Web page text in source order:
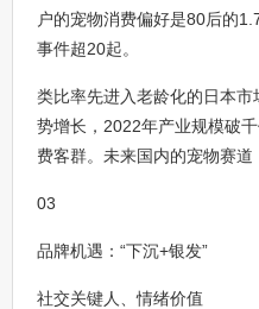
户的宠物消费偏好是80后的
事件超20起。
类比率先进入老龄化的日本市
势增长，2022年产业规模破
费客群。未来国内的宠物赛道
03
品牌机遇：“下沉+银发”
社交关键人、情绪价值